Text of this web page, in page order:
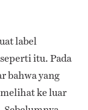
label
itu. Pada
bahwa yang
ke luar